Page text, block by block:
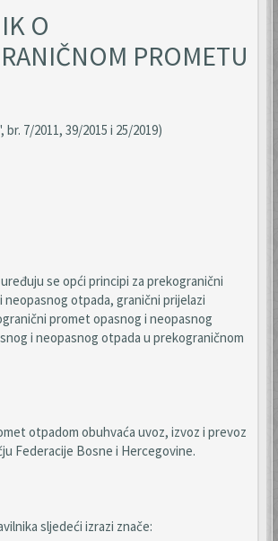
O
PROMETU
7/2011, 39/2015 i 25/2019)
se opći principi za prekogranični
otpada, granični prijelazi
promet opasnog i neopasnog
i neopasnog otpada u prekograničnom
otpadom obuhvaća uvoz, izvoz i prevoz
Federacije Bosne i Hercegovine.
sljedeći izrazi znače: